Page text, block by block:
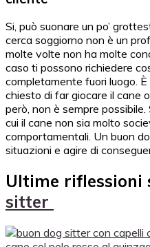
Si, può suonare un po’
cerca soggiorno non è un
molte volte non ha molte
caso ti possono richiedere
completamente fuori luogo.
chiesto di far giocare il cane
però, non è sempre
cui il cane non sia molto
comportamentali. Un buon
situazioni e agire di
Ultime riflessioni
sitter